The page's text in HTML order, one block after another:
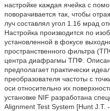
настройке каждая ячейка с
поворачивается так, чтобы
луч составлял угол 1.16 мрад
Настройка производится по
установленной в фокусе
пространственного фильтра
центра диафрагмы ТПФ.
предполагает практически
преобразователя частоты с
оси относительно их
установке NIF разработана
Alignment Test System [Hunt J.T.